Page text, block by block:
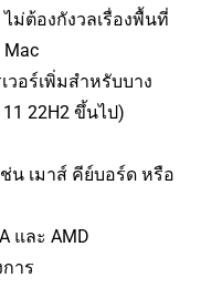
ม่ต้องกังวลเรื่องพื้นที่
Mac
วอร์เพิ่มสำหรับบาง
22H2 ขึ้นไป)
น เมาส์ คีย์บอร์ด หรือ
และ AMD
าร